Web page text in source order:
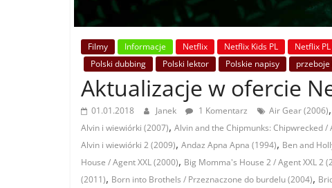
Filmy Informacje Netflix Netflix Kids PL Netflix PL
Polski dubbing
Polski lektor Polskie napisy przeboje
Aktualizacje w ofercie
01.01.2018 Janek 1 Komentarz Air Gear (2006),
Alvin i wiewiórki (2007), Alvin and the Chipmunks: Chipwrecked /
Alvin i wiewiórki 2 (2009), Andaz Apna Apna (1994), Ben and
House / Agent XXL (2000), Big Momma's House 2 / Agent XXL 2
(2011), Born into Brothels / Przeznaczone do burdelu (2004),